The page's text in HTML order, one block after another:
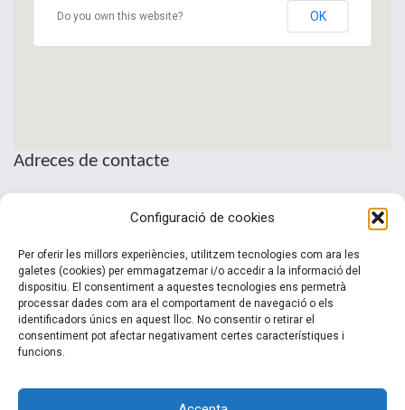
Configuració de cookies
Per oferir les millors experiències, utilitzem tecnologies com ara les
galetes (cookies) per emmagatzemar i/o accedir a la informació del
dispositiu. El consentiment a aquestes tecnologies ens permetrà
processar dades com ara el comportament de navegació o els
identificadors únics en aquest lloc. No consentir o retirar el
consentiment pot afectar negativament certes característiques i
funcions.
Do you own this website? OK
Adreces de contacte
Telèfon: (+34) 937 361 100
clubinternacionalitzacio@cecot.org.